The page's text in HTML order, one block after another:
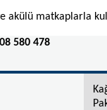
akülü matkaplarla
580 478